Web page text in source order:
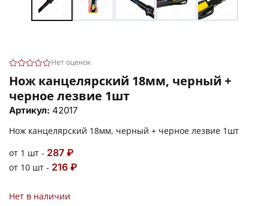
Нет оценок
Нож канцелярский 18мм, черный +
черное лезвие 1шт
Артикул: 42017
Нож канцелярский 18мм, черный + черное лезвие 1шт
от 1 шт - 287 ₽
от 10 шт - 216 ₽
Нет в наличии